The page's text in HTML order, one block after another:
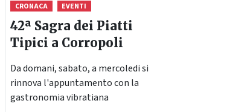
CRONACA EVENTI
42ª Sagra dei Piatti
Tipici a Corropoli
Da domani, sabato, a mercoledi si
rinnova l'appuntamento con la
gastronomia vibratiana